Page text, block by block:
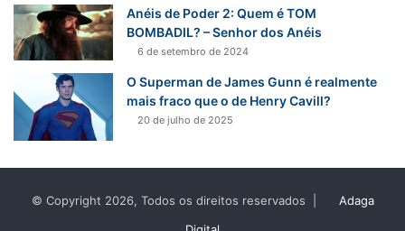
Anéis de Poder 2: Quem é TOM
BOMBADIL? – Senhor dos Anéis
6 de setembro de 2024
O Superman de James Gunn é realmente
mais fraco que o de Henry Cavill?
20 de julho de 2025
© Copyright 2026, Todos os direitos reservados |
Adaga